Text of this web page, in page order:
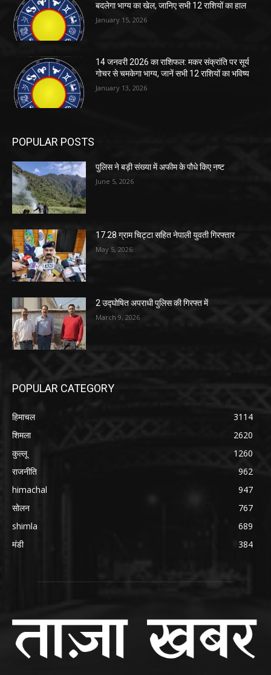
बदलेगा भाग्य का खेल, जानिए सभी 12 राशियों का हाल
January 15, 2026
14 जनवरी 2026 का राशिफल: मकर संक्रांति पर सूर्य
गोचर से चमकेगा भाग्य, जानें सभी 12 राशियों का भविष्य
January 13, 2026
POPULAR POSTS
पुलिस ने बड़ी संख्या में अफीम के पौधे किए नष्ट
June 5, 2026
17.28 ग्राम चिट्टा सहित नेपाली युवती गिरफ्तार
May 5, 2026
2 उद्घोषित अपराधी पुलिस की गिरफ्त में
March 9, 2026
POPULAR CATEGORY
हिमाचल
3114
शिमला
2620
कुल्लू
1260
राजनीति
962
himachal
947
सोलन
767
shimla
689
मंडी
384